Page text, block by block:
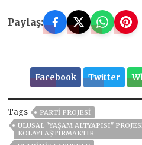
Paylaş:
Facebook Twitter
Tags
PARTI PROJESI
ULUSAL "YAŞAM ALTYAPISI"
KOLAYLAŞTIRMAKTIR